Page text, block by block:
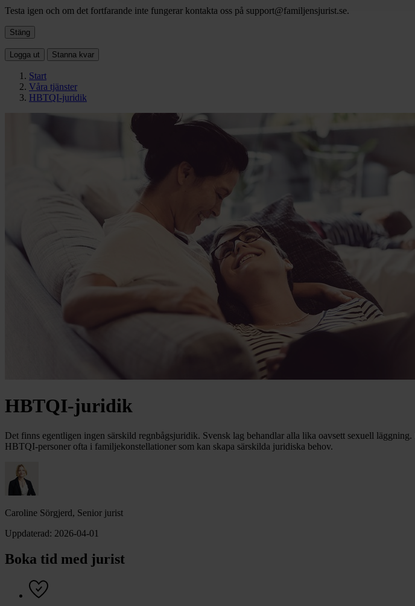
Testa igen och om det fortfarande inte fungerar kontakta oss på support@familjensjurist.se.
Stäng
Logga ut Stanna kvar
Start
Våra tjänster
HBTQI-juridik
HBTQI-juridik
Det finns egentligen ingen särskild regnbågsjuridik. Svensk lag behandlar alla lika oavsett sexuell
HBTQI-personer ofta i familjekonstellationer som kan skapa särskilda juridiska behov.
Caroline Sörgjerd, Senior jurist
Uppdaterad: 2026-04-01
Boka tid med jurist